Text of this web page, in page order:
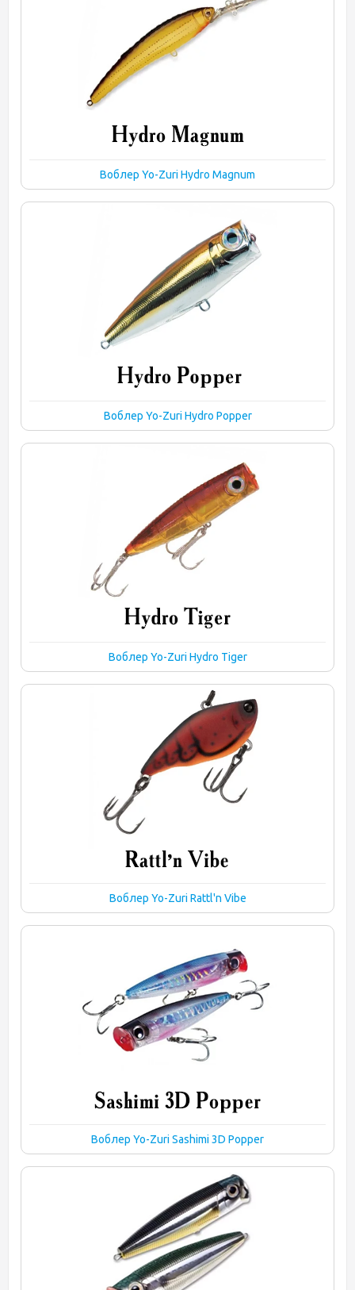
Воблер Yo-Zuri Hydro Magnum
Воблер Yo-Zuri Hydro Popper
Воблер Yo-Zuri Hydro Tiger
Воблер Yo-Zuri Rattl'n Vibe
Воблер Yo-Zuri Sashimi 3D Popper